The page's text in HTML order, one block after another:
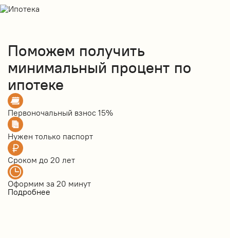
Поможем получить
минимальный процент по
ипотеке
Первоночальный взнос 15%
Нужен только паспорт
Сроком до 20 лет
Оформим за 20 минут
Подробнее